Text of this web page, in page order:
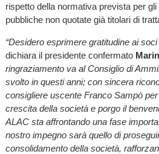
rispetto della normativa prevista per
pubbliche non quotate già titolari di
“Desidero esprimere gratitudine ai
dichiara il presidente confermato
ringraziamento va al Consiglio di
svolto in questi anni; con sincera
consigliere uscente Franco Sampò
crescita della società e porgo il
ALAC sta affrontando una fase
nostro impegno sarà quello di
consolidamento della società,